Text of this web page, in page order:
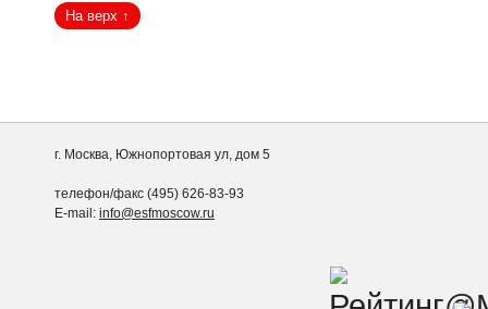
г. Москва, Южнопортовая ул, дом 5
телефон/факс (495) 626-83-93
E-mail: info@esfmoscow.ru